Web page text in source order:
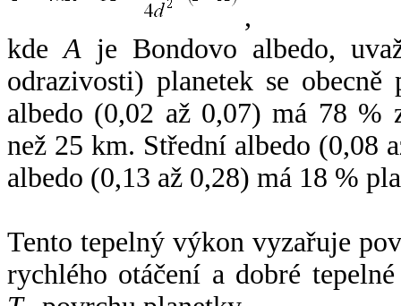
,
kdeA je Bondovo albedo,
odrazivosti) planetek se
albedo (0,02 až 0,07) má 78 %
než 25 km. Střední albedo (0,08
albedo (0,13 až 0,28) má 18 %
Tento tepelný výkon vyzařuje
rychlého otáčení a dobré